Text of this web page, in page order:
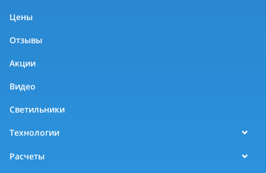
Цены
Отзывы
Акции
Видео
Светильники
Технологии
Расчеты